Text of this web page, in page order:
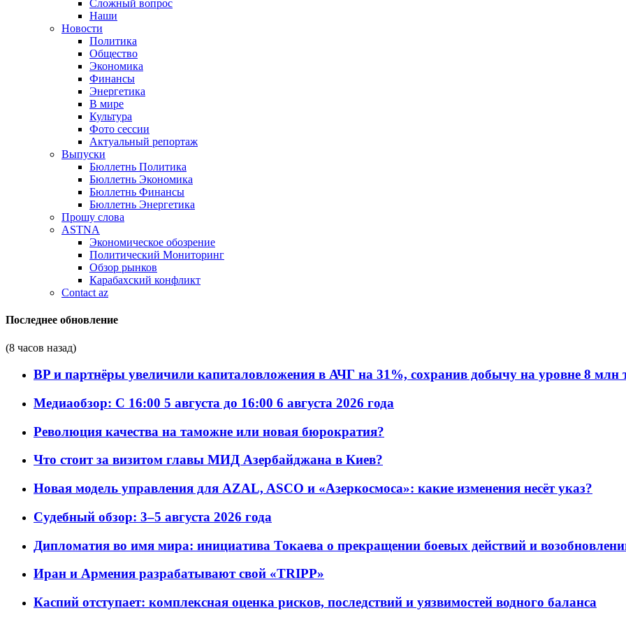
Сложный вопрос
Наши
Новости
Политика
Общество
Экономика
Финансы
Энергетика
В мире
Культура
Фото сессии
Актуальный репортаж
Выпуски
Бюллетнь Политика
Бюллетнь Экономика
Бюллетнь Финансы
Бюллетнь Энергетика
Прошу слова
ASTNA
Экономическое обозрение
Политический Мониторинг
Обзор рынков
Карабахский конфликт
Contact az
Последнее обновление
(8 часов назад)
BP и партнёры увеличили капиталовложения в АЧГ на 31%, сохранив добычу на уровне 8 млн
Медиаобзор: С 16:00 5 августа до 16:00 6 августа 2026 года
Революция качества на таможне или новая бюрократия?
Что стоит за визитом главы МИД Азербайджана в Киев?
Новая модель управления для AZAL, ASCO и «Азеркосмоса»: какие изменения несёт указ?
Судебный обзор: 3–5 августа 2026 года
Дипломатия во имя мира: инициатива Токаева о прекращении боевых действий и
Иран и Армения разрабатывают свой «TRIPP»
Каспий отступает: комплексная оценка рисков, последствий и уязвимостей водного баланса